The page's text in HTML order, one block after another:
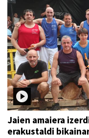
Jaien amaiera
erakustaldi